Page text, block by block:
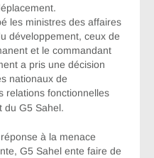
les ministres des affaires
développement, ceux de
et le commandant
a pris une décision
nationaux de
relations fonctionnelles
du G5 Sahel.
à la menace
G5 Sahel ente faire de